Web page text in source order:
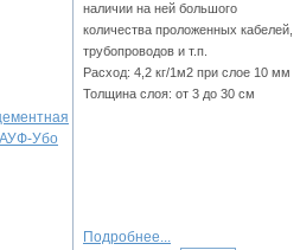
наличии на ней большого
количества проложенных кабелей,
трубопроводов и т.п.
Расход: 4,2 кг/1м2 при слое 10 мм
Толщина слоя: от 3 до 30 см
Подробнее...